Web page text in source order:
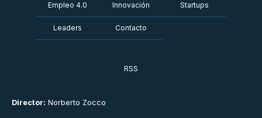
Director: Norberto Zocco
Empleo 4.0 Innovación Startups
Leaders Contacto
RSS